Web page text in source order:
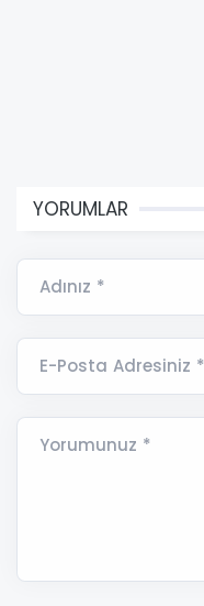
YORUMLAR
Adınız *
E-Posta Adresiniz *
Yorumunuz *